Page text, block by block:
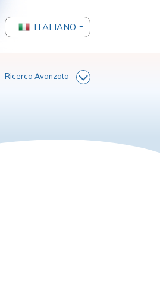
ITALIANO
Ricerca Avanzata